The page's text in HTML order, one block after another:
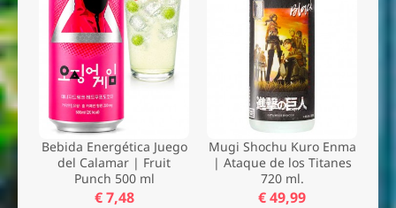
Bebida Energética Juego
del Calamar | Fruit
Punch 500 ml
€ 7,48
Mugi Shochu Kuro Enma
| Ataque de los Titanes
720 ml.
€ 49,99